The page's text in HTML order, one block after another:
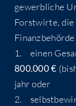
gewerb­li­che
Forst­wir­te, die
1. einen
800.000 €
jahr oder
2.